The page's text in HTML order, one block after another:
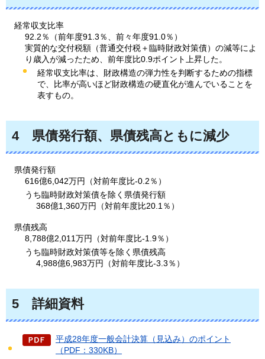
経常収支比率
92.2％（前年度91.3％、前々年度91.0％）
実質的な交付税額（普通交付税＋臨時財政対策債）の減等によ
り歳入が減ったため、前年度比0.9ポイント上昇した。
経常収支比率は、財政構造の弾力性を判断するための指標
で、比率が高いほど財政構造の硬直化が進んでいることを
表すもの。
4 県債発行額、 県債残高ともに減少
県債発行額
616億6,042万円（対前年度比-0.2％）
うち臨時財政対策債を除く県債発行額
368億1,360万円（対前年度比20.1％）
県債残高
8,788億2,011万円（対前年度比-1.9％）
うち臨時財政対策債等を除く県債残高
4,988億6,983万円（対前年度比-3.3％）
5 詳細資料
平成28年度一般会計決算（見込み）のポイント
（PDF：330KB）